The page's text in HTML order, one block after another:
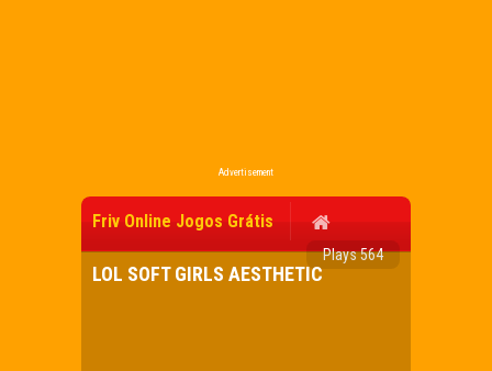
Advertisement
Friv Online Jogos Grátis
Plays 564
LOL SOFT GIRLS AESTHETIC